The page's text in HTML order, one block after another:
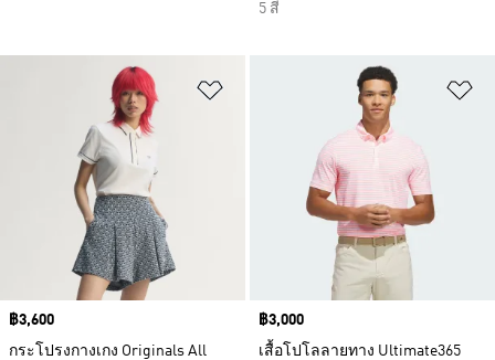
5 สี
เพิ่มไปยังรายการสินค้าโปรด
Price
฿3,600
กระโปรงกางเกง Originals All
Price
฿3,000
เสื้อโปโลลายทาง Ultimate365